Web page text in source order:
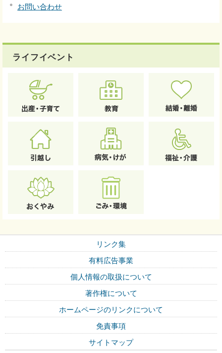
お問い合わせ
ライフイベント
リンク集
有料広告事業
個人情報の取扱について
著作権について
ホームページのリンクについて
免責事項
サイトマップ